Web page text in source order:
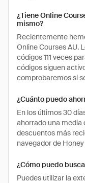
¿Tiene Online
mismo?
Recientemente
Online Courses AU.
códigos 111 veces
códigos siguen
comprobaremos si
¿Cuánto puedo
En los últimos 30
ahorrado una media
descuentos más
navegador de
¿Cómo puedo
Puedes utilizar la